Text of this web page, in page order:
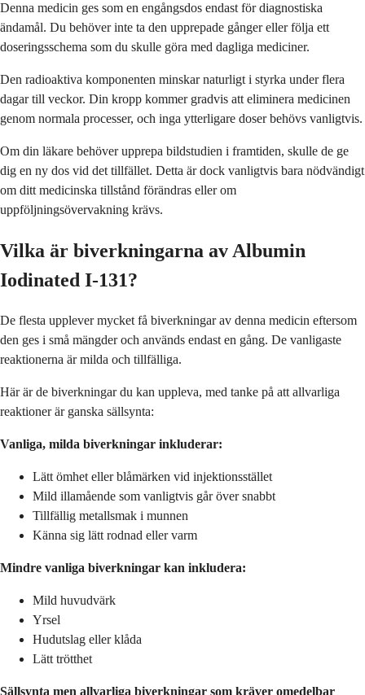
Denna medicin ges som en engångsdos endast för diagnostiska
ändamål. Du behöver inte ta den upprepade gånger eller följa ett
doseringsschema som du skulle göra med dagliga mediciner.
Den radioaktiva komponenten minskar naturligt i styrka under flera
dagar till veckor. Din kropp kommer gradvis att eliminera medicinen
genom normala processer, och inga ytterligare doser behövs vanligtvis.
Om din läkare behöver upprepa bildstudien i framtiden, skulle de ge
dig en ny dos vid det tillfället. Detta är dock vanligtvis bara nödvändigt
om ditt medicinska tillstånd förändras eller om
uppföljningsövervakning krävs.
Vilka är biverkningarna av Albumin
Iodinated I-131?
De flesta upplever mycket få biverkningar av denna medicin eftersom
den ges i små mängder och används endast en gång. De vanligaste
reaktionerna är milda och tillfälliga.
Här är de biverkningar du kan uppleva, med tanke på att allvarliga
reaktioner är ganska sällsynta:
Vanliga, milda biverkningar inkluderar:
Lätt ömhet eller blåmärken vid injektionsstället
Mild illamående som vanligtvis går över snabbt
Tillfällig metallsmak i munnen
Känna sig lätt rodnad eller varm
Mindre vanliga biverkningar kan inkludera:
Mild huvudvärk
Yrsel
Hudutslag eller klåda
Lätt trötthet
Sällsynta men allvarliga biverkningar som kräver omedelbar